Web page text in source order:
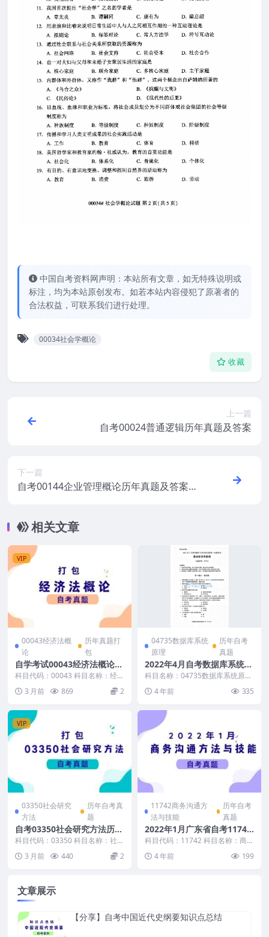
中国自考资料网声明：本站所有文章，如无特殊说明或
标注，均为本站原创发布。如若本站内容侵犯了原著者的
合法权益，可联系我们进行处理。
00034社会学概论
收藏
上一篇
自考00024普通逻辑历年真题及答案
下一篇
自考00144企业管理概论历年真题及答案打
相关文章
VIP
00043经济法概
论
历年真题打
包
自学考试00043经济法概论历
年真题及答案
科目代码：00043 科目名称：经济
法概论 真题及答案包含： 2025年
4月20...
3 月前 869 2
04735数据库系统
原理
历年自考
真题
2022年4月自考数据库系统原
理真题及答案
科目名称：04735数据库系统原理
学考试数据...
4 年前 335
VIP
03350社会研究
方法
历年自考真
题
自考03350社会研究方法历年
真题及答案
科目代码：03350 科目名称：社会
研究方法 真题及答案包含： 2026
年4月自...
3 月前 440 2
11742商务沟通方
法与技能
历年自考
真题
2022年1月广东省自考11742
商务沟通方法与技能真题及答
案
科目代码：11742 科目名称：商务
4 年前 199
文章展示
【分享】自考中国近代史纲要知识点总结